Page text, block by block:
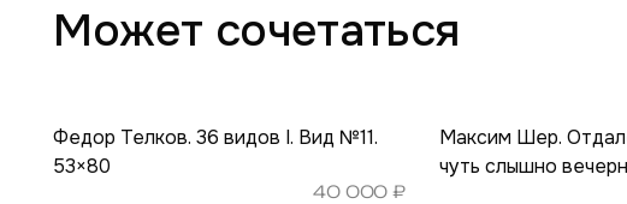
Может сочетаться
Федор Телков. 36 видов I. Вид №11.
53×80
40 000₽
Максим Шер.
чуть слышно